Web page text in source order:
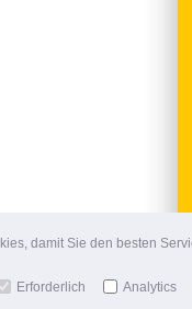
damit Sie den besten
Erforderlich Analytics